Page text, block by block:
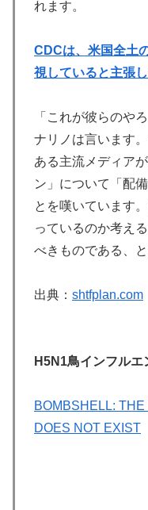
れます。
CDCは、米国全土
視していると主張し
「これが彼らのや
ナリノは言います
ある主流メディア
ン」について「配
とを嘆いています
っているのか考え
べきものである、と
出典： shtfplan.com
H5N1鳥インフル
BOMBSHELL:
DOES NOT EXIST